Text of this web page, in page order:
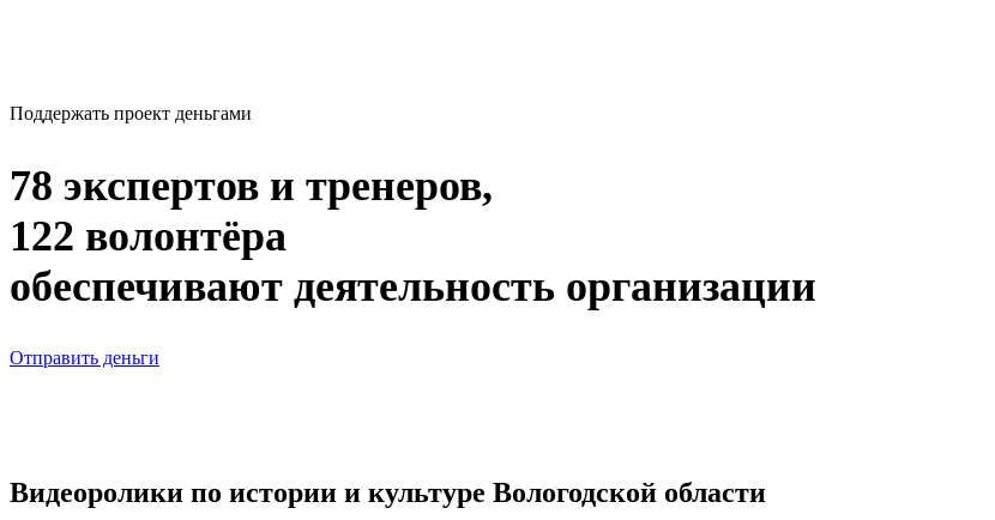
Поддержать проект деньгами
78 экспертов и тренеров,
122 волонтёра
обеспечивают деятельность организации
Отправить деньги
Видеоролики по истории и культуре Вологодской области